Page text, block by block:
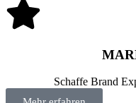
Schaffe Brand